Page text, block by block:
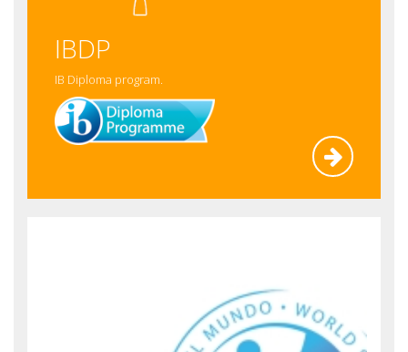
IBDP
IB Diploma program.
više